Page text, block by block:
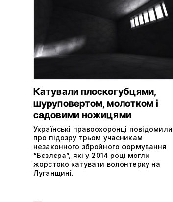
Катували плоскогубцями,
шуруповертом, молотком і
садовими ножицями
Українські правоохоронці повідомили
про підозру трьом учасникам
незаконного збройного формування
“Бєзлєра”, які у 2014 році могли
жорстоко катувати волонтерку на
Луганщині.